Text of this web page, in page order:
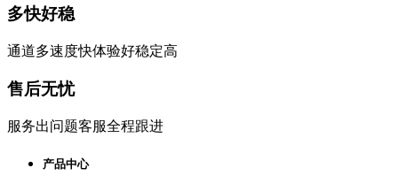
多快好稳
通道多速度快体验好稳定高
售后无忧
服务出问题客服全程跟进
产品中心